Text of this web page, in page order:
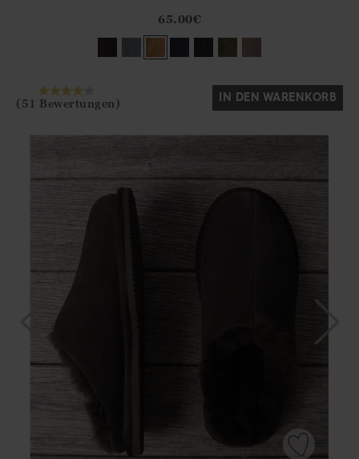
?? ""
Ja Nein
65.00€
(51 Bewertungen) IN DEN WARENKORB